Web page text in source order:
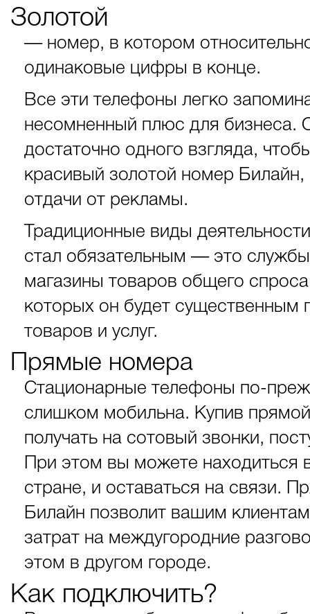
Золотой
— номер, в котором
одинаковые цифры в конце.
Все эти телефоны легко
несомненный плюс для бизнеса.
достаточно одного взгляда,
красивый золотой номер
отдачи от рекламы.
Традиционные виды
стал обязательным — это
магазины товаров общего
которых он будет
товаров и услуг.
Прямые номера
Стационарные телефоны по-
слишком мобильна. Купив
получать на сотовый звонки,
При этом вы можете находиться
стране, и оставаться на связи.
Билайн позволит вашим
затрат на междугородние
этом в другом городе.
Как подключить?